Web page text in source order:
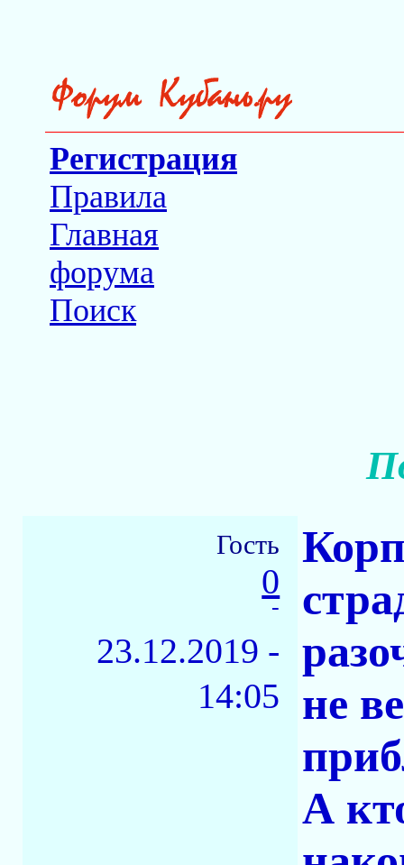
Регистрация
Правила
Главная
форума
Поиск
Гость
0
-
23.12.2019 -
14:05 не
А